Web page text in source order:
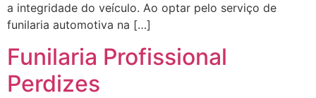
a integridade do veículo. Ao optar pelo serviço de
funilaria automotiva na […]
Funilaria Profissional
Perdizes